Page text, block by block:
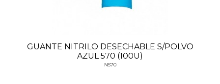
GUANTE NITRILO DESECHABLE S/POLVO
AZUL 570 (100U)
N570